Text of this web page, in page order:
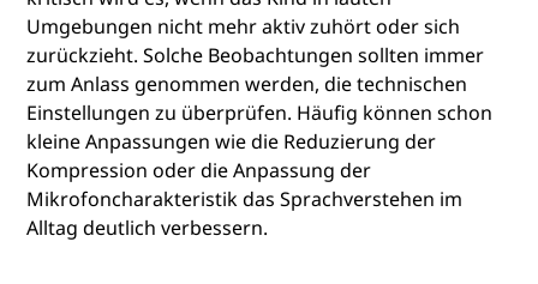
Umgebungen nicht mehr aktiv zuhört oder sich
zurückzieht. Solche Beobachtungen sollten immer
zum Anlass genommen werden, die technischen
Einstellungen zu überprüfen. Häufig können schon
kleine Anpassungen wie die Reduzierung der
Kompression oder die Anpassung der
Mikrofoncharakteristik das Sprachverstehen im
Alltag deutlich verbessern.